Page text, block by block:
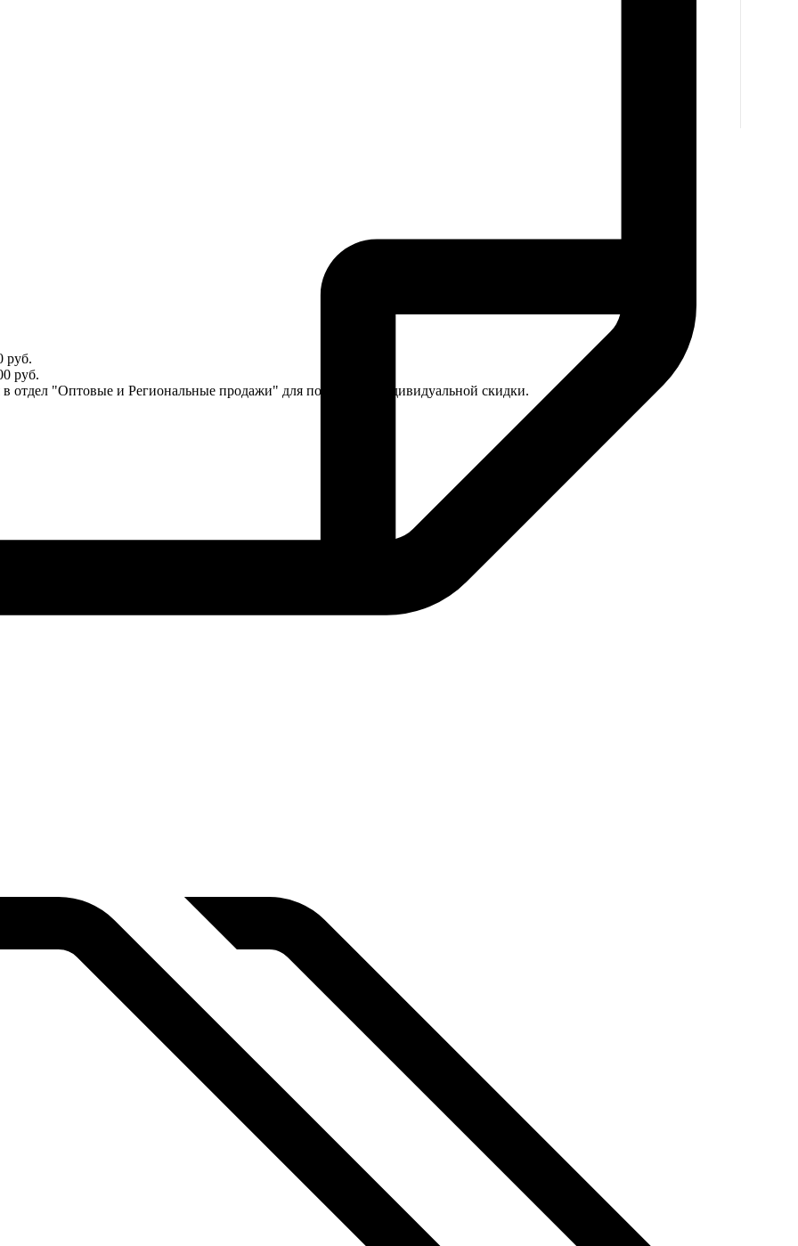
руб.
руб.
в отдел "Оптовые и Региональные продажи" для получения индивидуальной скидки.